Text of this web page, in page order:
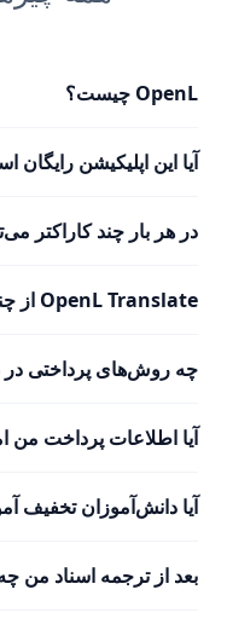
OpenL چیست؟
آیا این اپلیکیشن رایگان
در هر بار چند کاراکتر
OpenL Translate از چند زبان پشتیبانی می‌کند؟
چه روش‌های پرداختی
آیا اطلاعات پرداخت
آیا دانش‌آموزان تخفیف
بعد از ترجمه اسناد من